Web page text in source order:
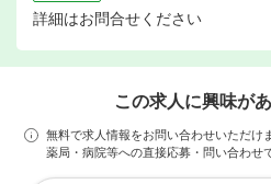
詳細はお問合せください
この求人に興味が
無料で求人情報をお問い合わせいただけ
薬局・病院等への直接応募・問い合わせ